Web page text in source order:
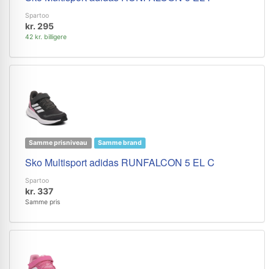
Spartoo
kr. 295
42 kr. billigere
Samme prisniveau Samme brand
Sko Multisport adidas RUNFALCON 5 EL C
Spartoo
kr. 337
Samme pris